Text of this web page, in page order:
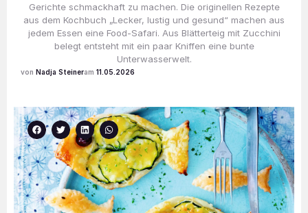
Gerichte schmackhaft zu machen. Die originellen Rezepte
aus dem Kochbuch „Lecker, lustig und gesund“ machen aus
jedem Essen eine Food-Safari. Aus Blätterteig mit Zucchini
belegt entsteht mit ein paar Kniffen eine bunte
Unterwasserwelt.
Nadja Steiner 11.05.2026